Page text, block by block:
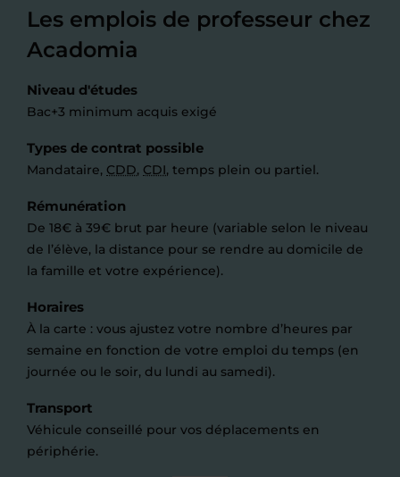
Les emplois de professeur chez
Acadomia
Niveau d'études
Bac+3 minimum acquis exigé
Types de contrat possible
Mandataire, CDD, CDI, temps plein ou partiel.
Rémunération
De 18€ à 39€ brut par heure (variable selon le niveau
de l’élève, la distance pour se rendre au domicile de
la famille et votre expérience).
Horaires
À la carte : vous ajustez votre nombre d’heures par
semaine en fonction de votre emploi du temps (en
journée ou le soir, du lundi au samedi).
Transport
Véhicule conseillé pour vos déplacements en
périphérie.